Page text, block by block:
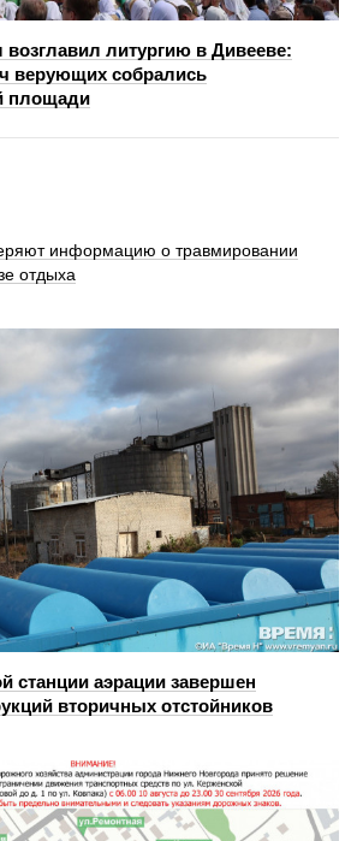
возглавил литургию в Дивееве:
верующих собрались
площади
информацию о травмировании
отдыха
станции аэрации завершен
вторичных отстойников